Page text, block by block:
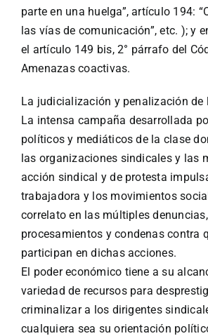
parte en una huelga”, artículo 194:
las vías de comunicación”, etc. ); y
el artículo 149 bis, 2° párrafo del
Amenazas coactivas.
La judicialización y penalización de
La intensa campaña desarrollada
políticos y mediáticos de la clase
las organizaciones sindicales y las
acción sindical y de protesta
trabajadora y los movimientos
correlato en las múltiples
procesamientos y condenas contra
participan en dichas acciones.
El poder económico tiene a su
variedad de recursos para
criminalizar a los dirigentes
cualquiera sea su orientación